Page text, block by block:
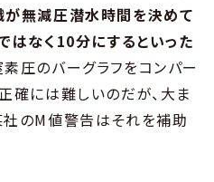
無減圧潜水時間を決めて
はなく10分にするといった
圧のバーグラフをコンパー
確には難しいのだが、大ま
のM値警告はそれを補助